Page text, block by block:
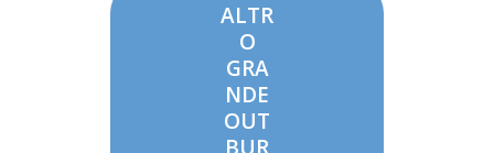
ALTR
O
GRA
NDE
OUT